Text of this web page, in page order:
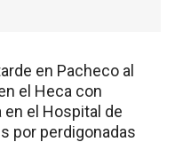
en Pacheco al
el Heca con
el Hospital de
por perdigonadas